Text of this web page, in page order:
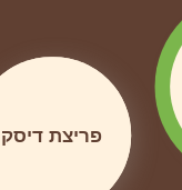
פריצת דיסק